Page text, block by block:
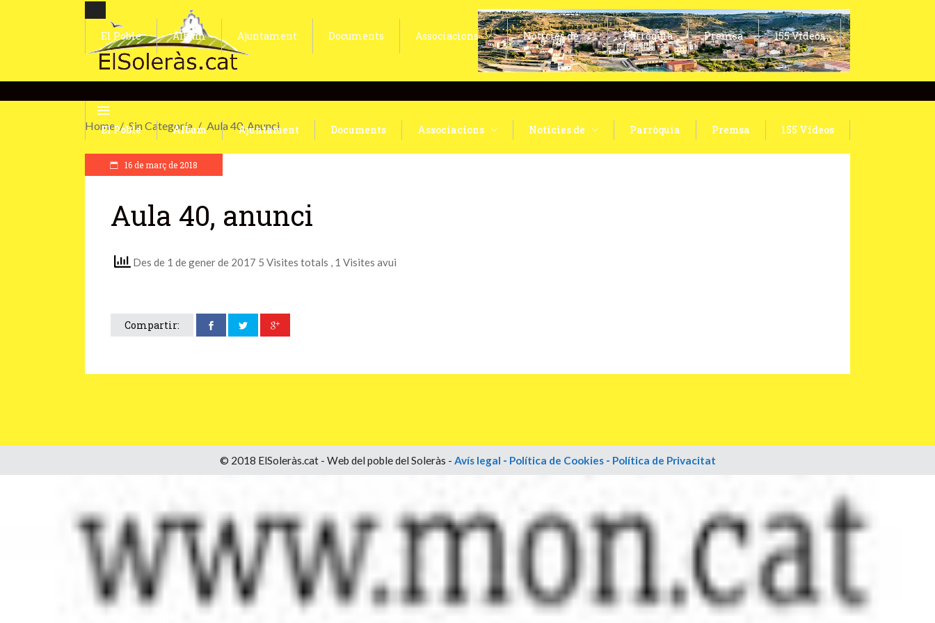
El Poble Àlbum Ajuntament Documents Associacions Notícies de Parròquia Premsa 155 Vídeos
El Poble Àlbum Ajuntament Documents Associacions Notícies de Parròquia Premsa 155 Vídeos
Home Sin Categoría Aula 40, Anunci
16 de març de 2018
Aula 40, anunci
Des de 1 de gener de 2017 5 Visites totals , 1 Visites avui
Compartir:
© 2018 ElSoleràs.cat - Web del poble del Soleràs - Avís legal - Política de Cookies- Política de Privacitat